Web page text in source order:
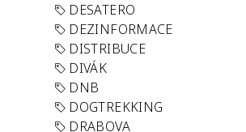
DESATERO
DEZINFORMACE
DISTRIBUCE
DIVÁK
DNB
DOGTREKKING
DRABOVA